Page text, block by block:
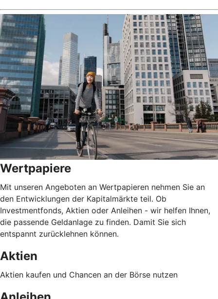
Wertpapiere
Mit unseren Angeboten an Wertpapieren nehmen Sie an
den Entwicklungen der Kapitalmärkte teil. Ob
Investmentfonds, Aktien oder Anleihen - wir helfen Ihnen,
die passende Geldanlage zu finden. Damit Sie sich
entspannt zurücklehnen können.
Aktien
Aktien kaufen und Chancen an der Börse nutzen